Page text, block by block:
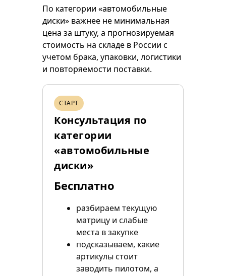
По категории «автомобильные
диски» важнее не минимальная
цена за штуку, а прогнозируемая
стоимость на складе в России с
учетом брака, упаковки, логистики
и повторяемости поставки.
СТАРТ
Консультация по
категории
«автомобильные
диски»
Бесплатно
разбираем текущую
матрицу и слабые
места в закупке
подсказываем, какие
артикулы стоит
заводить пилотом, а